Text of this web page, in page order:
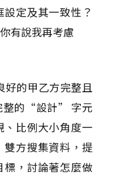
定及其一致性？
有說我再考慮
好的甲乙方完整且
整的“設計” 字元
比例大小角度一
方搜集資料，提
，討論著怎麼做